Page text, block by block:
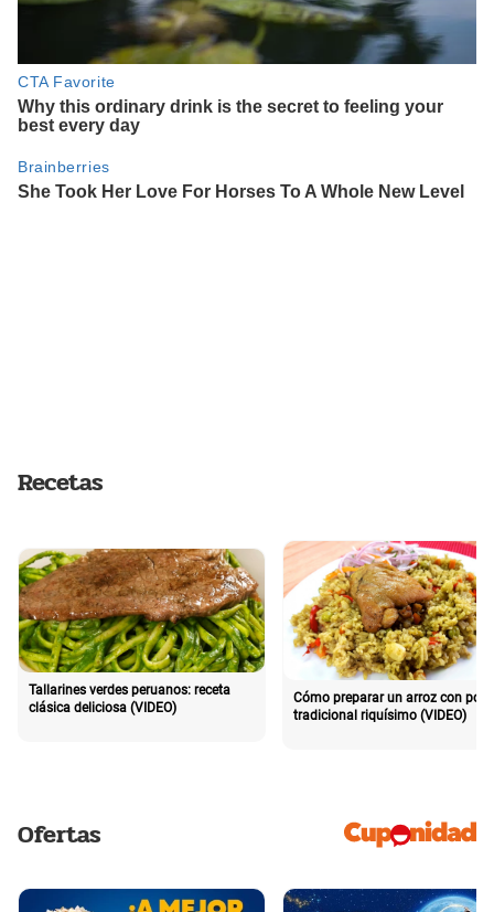
Recetas
Tallarines verdes peruanos: receta
clásica deliciosa (VIDEO)
Cómo preparar un arroz con pollo
tradicional riquísimo (VIDEO)
Ofertas